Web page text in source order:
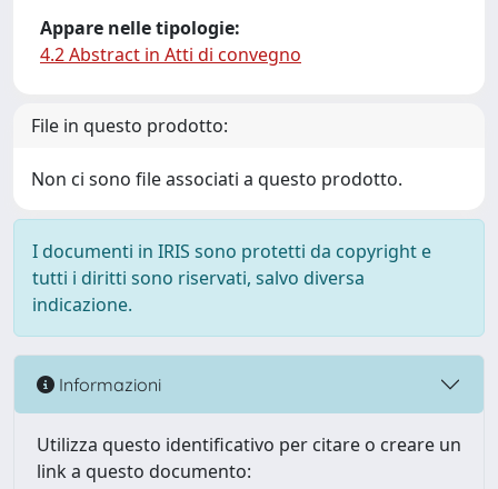
Appare nelle tipologie:
4.2 Abstract in Atti di convegno
File in questo prodotto:
Non ci sono file associati a questo prodotto.
I documenti in IRIS sono protetti da copyright e
tutti i diritti sono riservati, salvo diversa
indicazione.
Informazioni
Utilizza questo identificativo per citare o creare un
link a questo documento: